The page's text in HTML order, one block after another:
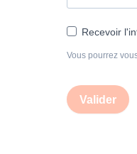
Recevoir
Vous pourrez
Valider